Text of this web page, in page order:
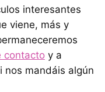
interesantes
viene, más y
contacto y a
nos mandáis algún